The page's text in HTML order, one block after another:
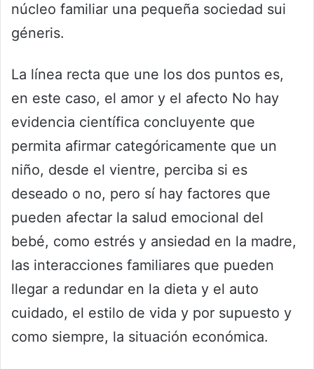
núcleo familiar una pequeña sociedad sui
géneris.
La línea recta que une los dos puntos es,
en este caso, el amor y el afecto No hay
evidencia científica concluyente que
permita afirmar categóricamente que un
niño, desde el vientre, perciba si es
deseado o no, pero sí hay factores que
pueden afectar la salud emocional del
bebé, como estrés y ansiedad en la madre,
las interacciones familiares que pueden
llegar a redundar en la dieta y el auto
cuidado, el estilo de vida y por supuesto y
como siempre, la situación económica.